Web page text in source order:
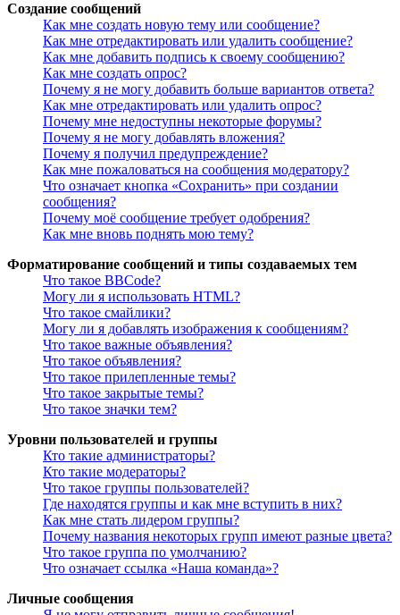
Создание сообщений
Как мне создать новую тему или сообщение?
Как мне отредактировать или удалить сообщение?
Как мне добавить подпись к своему сообщению?
Как мне создать опрос?
Почему я не могу добавить больше вариантов ответа?
Как мне отредактировать или удалить опрос?
Почему мне недоступны некоторые форумы?
Почему я не могу добавлять вложения?
Почему я получил предупреждение?
Как мне пожаловаться на сообщения модератору?
Что означает кнопка «Сохранить» при создании
сообщения?
Почему моё сообщение требует одобрения?
Как мне вновь поднять мою тему?
Форматирование сообщений и типы создаваемых тем
Что такое BBCode?
Могу ли я использовать HTML?
Что такое смайлики?
Могу ли я добавлять изображения к сообщениям?
Что такое важные объявления?
Что такое объявления?
Что такое прилепленные темы?
Что такое закрытые темы?
Что такое значки тем?
Уровни пользователей и группы
Кто такие администраторы?
Кто такие модераторы?
Что такое группы пользователей?
Где находятся группы и как мне вступить в них?
Как мне стать лидером группы?
Почему названия некоторых групп имеют разные цвета?
Что такое группа по умолчанию?
Что означает ссылка «Наша команда»?
Личные сообщения